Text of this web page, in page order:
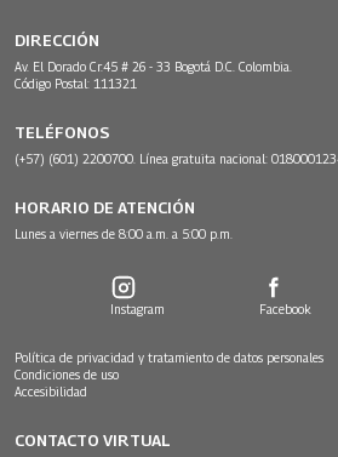
DIRECCIÓN
Av. El Dorado Cr.45 # 26 - 33 Bogotá D.C. Colombia.
Código Postal: 111321
TELÉFONOS
(+57) (601) 2200700. Línea gratuita nacional:
HORARIO DE ATENCIÓN
Lunes a viernes de 8:00 a.m. a 5:00 p.m.
Instagram Facebook
Política de privacidad y tratamiento de datos personales
Condiciones de uso
Accesibilidad
CONTACTO VIRTUAL